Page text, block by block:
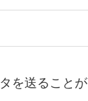
を送ることが